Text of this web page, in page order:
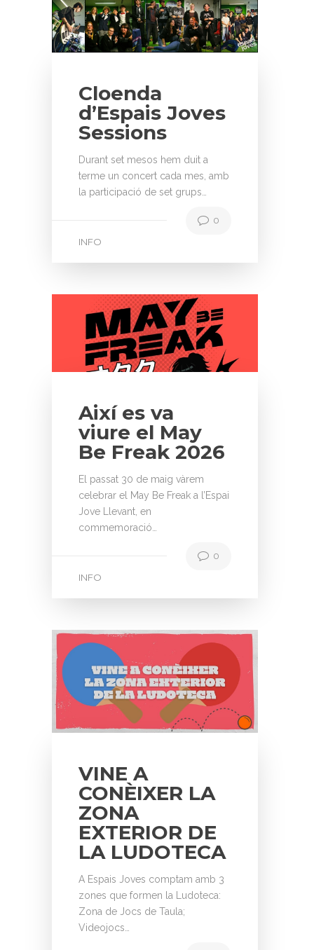
Cloenda
d’Espais Joves
Sessions
Durant set mesos hem duit a
terme un concert cada mes, amb
la participació de set grups…
INFO
0
Així es va
viure el May
Be Freak 2026
El passat 30 de maig vàrem
celebrar el May Be Freak a l’Espai
Jove Llevant, en
commemoració…
INFO
0
VINE A
CONÈIXER LA
ZONA
EXTERIOR DE
LA LUDOTECA
A Espais Joves comptam amb 3
zones que formen la Ludoteca:
Zona de Jocs de Taula;
Videojocs…